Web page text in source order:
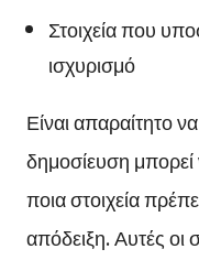
Στοιχεία που
ισχυρισμό
Είναι απαραίτητο
δημοσίευση
ποια στοιχεία
απόδειξη. Αυτές οι